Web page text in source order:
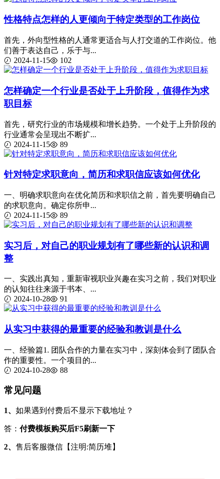
性格特点怎样的人更倾向于特定类型的工作岗位
首先，外向型性格的人通常更适合与人打交道的工作岗位。他
们善于表达自己，乐于与...
2024-11-15
102
怎样确定一个行业是否处于上升阶段，值得作为求
职目标
首先，研究行业的市场规模和增长趋势。一个处于上升阶段的
行业通常会呈现出不断扩...
2024-11-15
89
针对特定求职意向，简历和求职信应该如何优化
一、明确求职意向在优化简历和求职信之前，首先要明确自己
的求职意向。确定你所申...
2024-11-15
89
实习后，对自己的职业规划有了哪些新的认识和调
整
一、实践出真知，重新审视职业兴趣在实习之前，我们对职业
的认知往往来源于书本、...
2024-10-28
91
从实习中获得的最重要的经验和教训是什么
一、经验篇1. 团队合作的力量在实习中，深刻体会到了团队合
作的重要性。一个项目的...
2024-10-28
88
常见问题
1、 如果遇到付费后不显示下载地址？
答： 付费模板购买后F5刷新一下
2、 售后客服微信【注明:简历堆】